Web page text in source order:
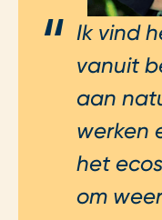
Ik vind
vanuit
aan
werken
het
om